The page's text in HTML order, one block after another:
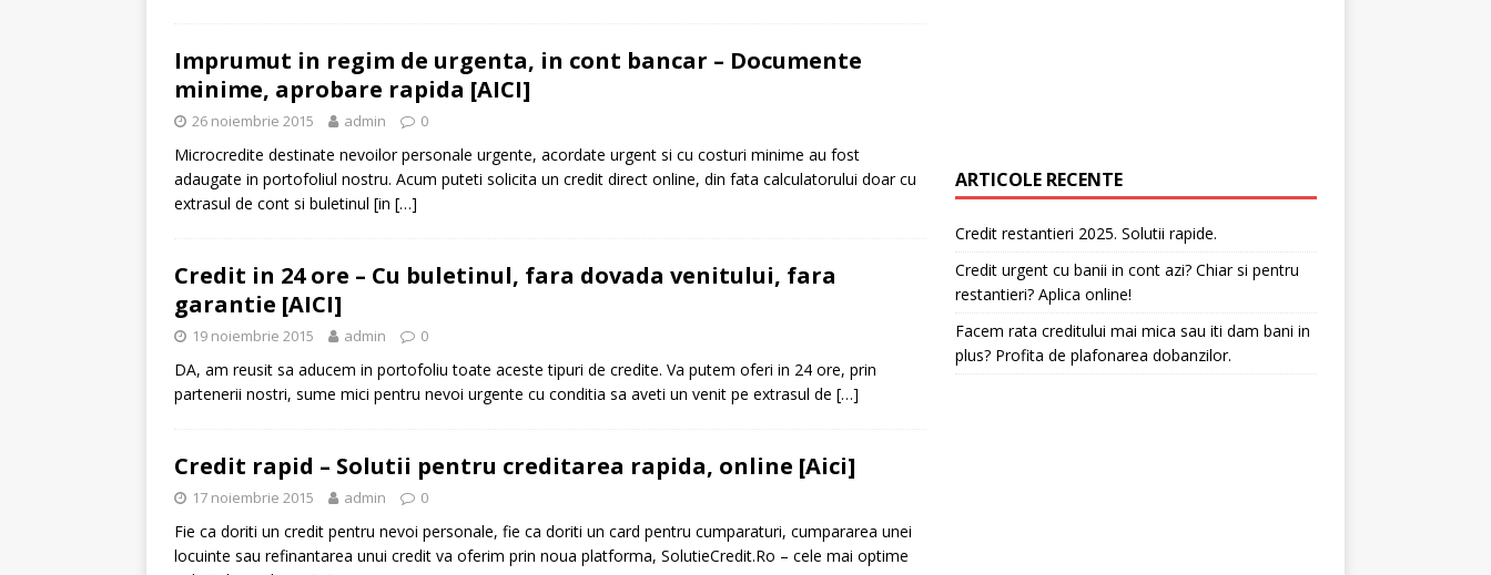
Imprumut in regim de urgenta, in cont bancar – Documente
minime, aprobare rapida [AICI]
26 noiembrie 2015 admin 0
Microcredite destinate nevoilor personale urgente, acordate urgent si cu costuri minime au fost
adaugate in portofoliul nostru. Acum puteti solicita un credit direct online, din fata calculatorului doar cu
extrasul de cont si buletinul [in […]
Credit in 24 ore – Cu buletinul, fara dovada venitului, fara
garantie [AICI]
19 noiembrie 2015 admin 0
DA, am reusit sa aducem in portofoliu toate aceste tipuri de credite. Va putem oferi in 24 ore, prin
partenerii nostri, sume mici pentru nevoi urgente cu conditia sa aveti un venit pe extrasul de […]
Credit rapid – Solutii pentru creditarea rapida, online [Aici]
17 noiembrie 2015 admin 0
Fie ca doriti un credit pentru nevoi personale, fie ca doriti un card pentru cumparaturi, cumpararea unei
locuinte sau refinantarea unui credit va oferim prin noua platforma, SolutieCredit.Ro – cele mai optime
ARTICOLE RECENTE
Credit restantieri 2025. Solutii rapide.
Credit urgent cu banii in cont azi? Chiar si pentru
restantieri? Aplica online!
Facem rata creditului mai mica sau iti dam bani in
plus? Profita de plafonarea dobanzilor.